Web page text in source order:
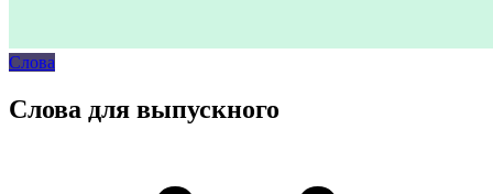
Слова
Слова для выпускного